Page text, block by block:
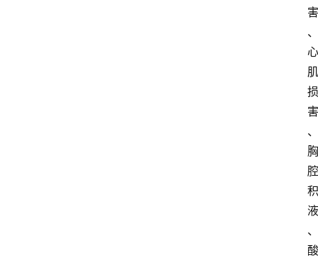
害
、
心
肌
损
害
、
胸
腔
积
液
、
酸